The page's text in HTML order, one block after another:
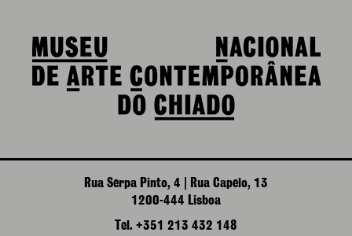
Rua Serpa Pinto, 4 | Rua Capelo, 13
1200-444 Lisboa
Tel. +351 213 432 148